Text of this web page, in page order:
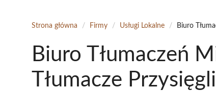
Strona główna / Firmy / Usługi Lokalne / Biuro
Biuro Tłumaczeń
Tłumacze